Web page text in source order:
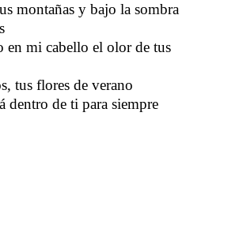
montañas y bajo la sombra
en mi cabello el olor de tus
tus flores de verano
dentro de ti para siempre